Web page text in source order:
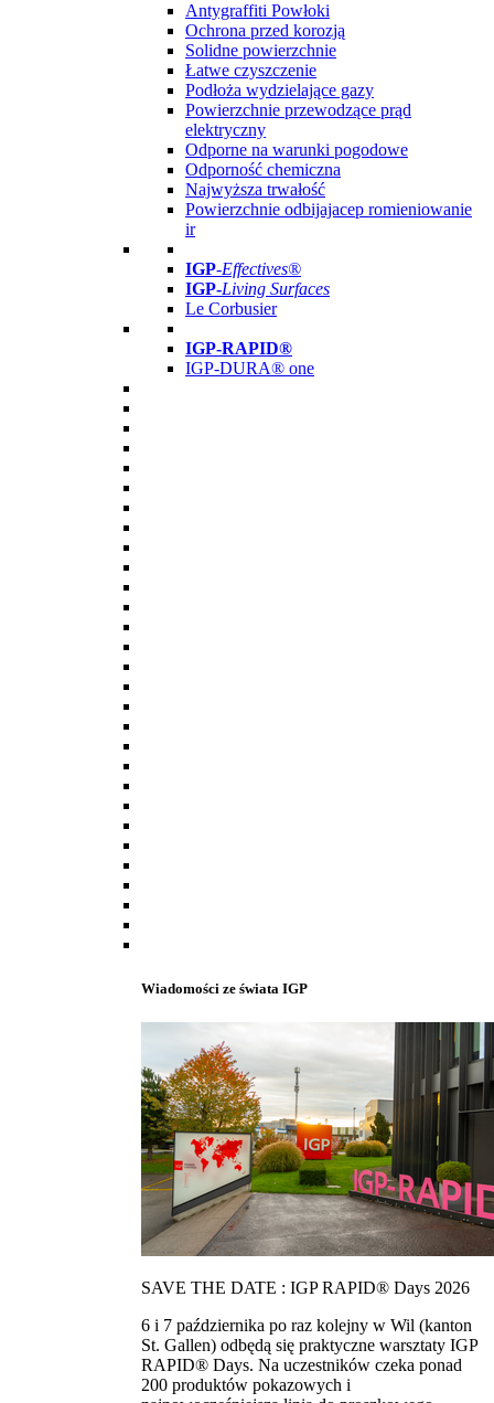
Antygraffiti Powłoki
Ochrona przed korozją
Solidne powierzchnie
Łatwe czyszczenie
Podłoża wydzielające gazy
Powierzchnie przewodzące prąd
elektryczny
Odporne na warunki pogodowe
Odporność chemiczna
Najwyższa trwałość
Powierzchnie odbijajacep romieniowanie
ir
IGP-Effectives®
IGP-Living Surfaces
Le Corbusier
IGP-RAPID®
IGP-DURA® one
Wiadomości ze świata IGP
SAVE THE DATE : IGP RAPID® Days 2026
6 i 7 października po raz kolejny w Wil (kanton
St. Gallen) odbędą się praktyczne warsztaty IGP
RAPID® Days. Na uczestników czeka ponad
200 produktów pokazowych i